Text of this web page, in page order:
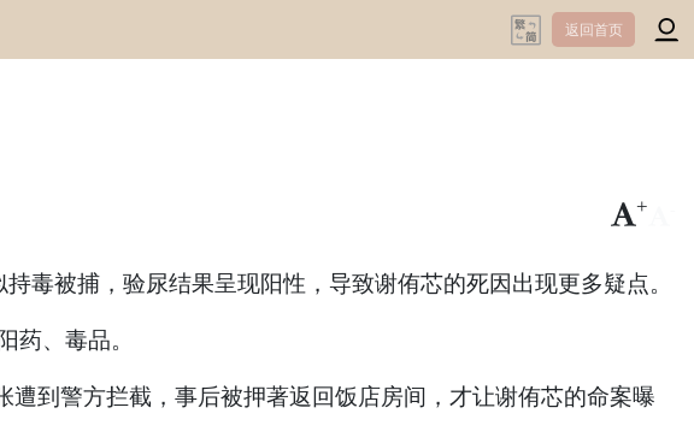
返回首页
+
毒被捕，验尿结果呈现阳性，导致谢侑芯的死因出现更多疑点。
药、毒品。
到警方拦截，事后被押著返回饭店房间，才让谢侑芯的命案曝